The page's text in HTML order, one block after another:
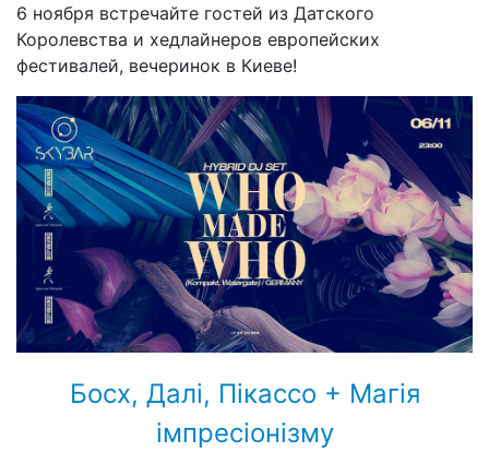
6 ноября встречайте гостей из Датского
Королевства и хедлайнеров европейских
фестивалей, вечеринок в Киеве!
Босх, Далі, Пікассо + Магія
імпресіонізму